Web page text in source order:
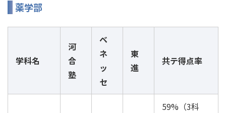
薬学部
学科名
河
合
塾
ベ
ネ
ッ
セ
東
進
共テ得点率
59%（3科